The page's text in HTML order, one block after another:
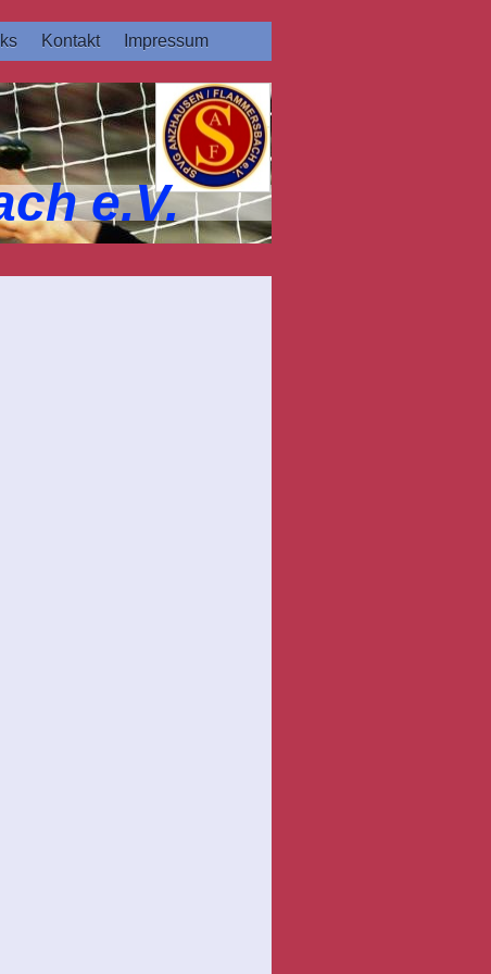
Kontakt Impressum
e.V.